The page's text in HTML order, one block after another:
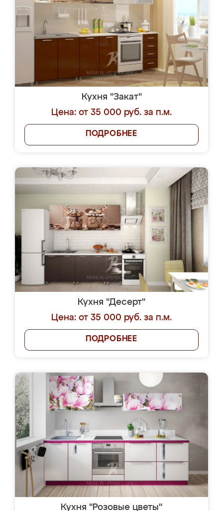
Кухня "Закат"
Цена: от 35 000 руб. за п.м.
ПОДРОБНЕЕ
Кухня "Десерт"
Цена: от 35 000 руб. за п.м.
ПОДРОБНЕЕ
Кухня "Розовые цветы"